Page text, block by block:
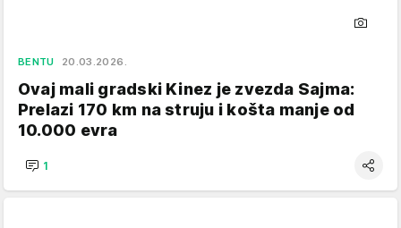
BENTU 20.03.2026.
Ovaj mali gradski Kinez je zvezda Sajma:
Prelazi 170 km na struju i košta manje od
10.000 evra
1